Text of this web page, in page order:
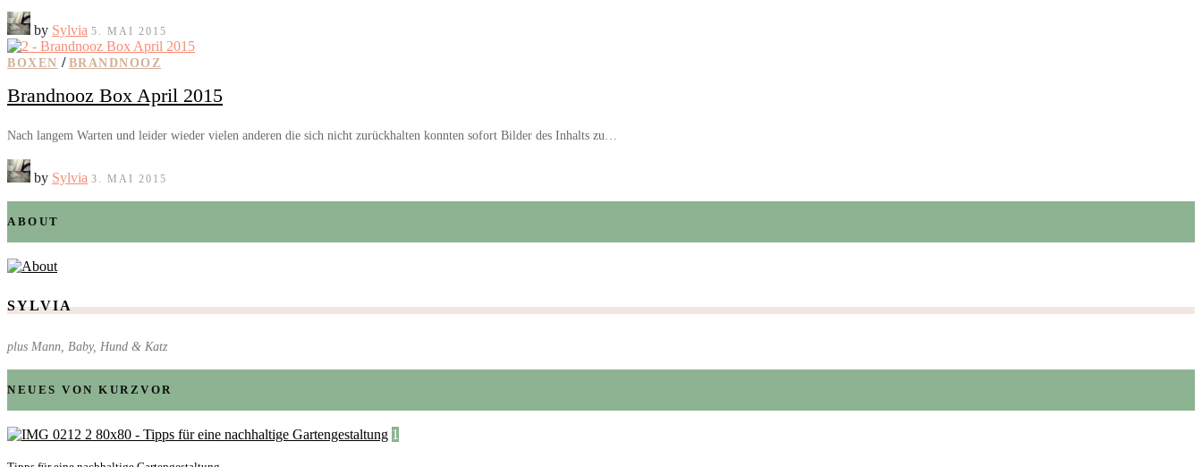
by Sylvia 5. MAI 2015
BOXEN / BRANDNOOZ
Brandnooz Box April 2015
Nach langem Warten und leider wieder vielen anderen die sich nicht zurückhalten konnten sofort Bilder des Inhalts zu…
by Sylvia 3. MAI 2015
ABOUT
SYLVIA
plus Mann, Baby, Hund & Katz
NEUES VON KURZVOR
1